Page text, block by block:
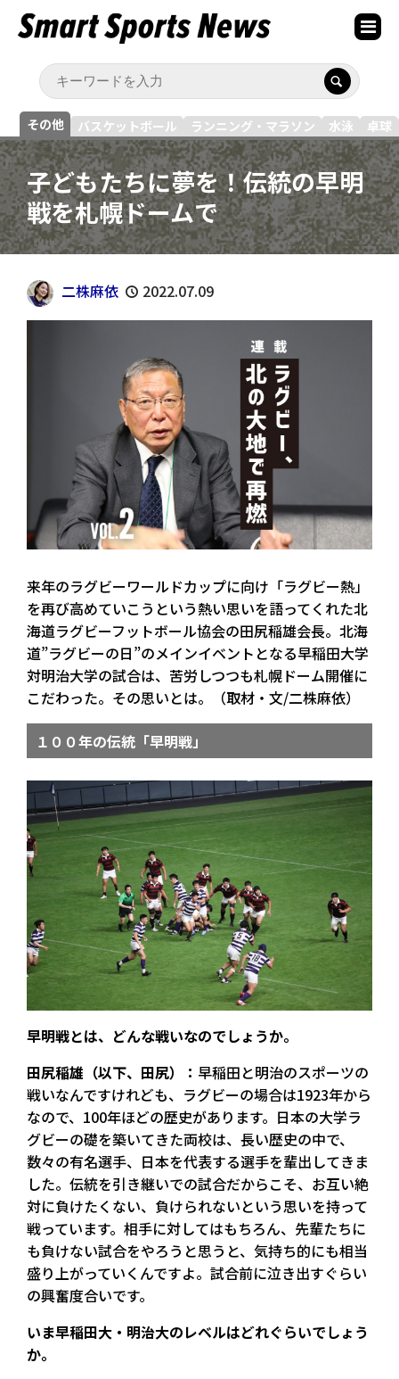
その他 バスケットボール ランニング・マラソン 水泳 卓球
子どもたちに夢を！伝統の早明
戦を札幌ドームで
二株麻依 2022.07.09
来年のラグビーワールドカップに向け「ラグビー熱」
を再び高めていこうという熱い思いを語ってくれた北
海道ラグビーフットボール協会の田尻稲雄会長。北海
道”ラグビーの日”のメインイベントとなる早稲田大学
対明治大学の試合は、苦労しつつも札幌ドーム開催に
こだわった。その思いとは。（取材・文/二株麻依）
１００年の伝統「早明戦」
――早明戦とは、どんな戦いなのでしょうか。
田尻稲雄（以下、田尻）： 早稲田と明治のスポーツの
戦いなんですけれども、ラグビーの場合は1923年から
なので、100年ほどの歴史があります。日本の大学ラ
グビーの礎を築いてきた両校は、長い歴史の中で、
数々の有名選手、日本を代表する選手を輩出してきま
した。伝統を引き継いでの試合だからこそ、お互い絶
対に負けたくない、負けられないという思いを持って
戦っています。相手に対してはもちろん、先輩たちに
も負けない試合をやろうと思うと、気持ち的にも相当
盛り上がっていくんですよ。試合前に泣き出すぐらい
の興奮度合いです。
――いま早稲田大・明治大のレベルはどれぐらいでしょう
か。